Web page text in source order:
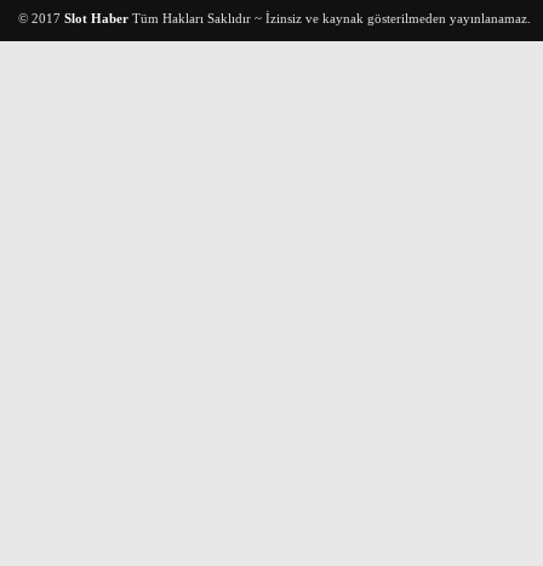
© 2017 Slot Haber Tüm Hakları Saklıdır ~ İzinsiz ve kaynak gösterilmeden yayınlanamaz.